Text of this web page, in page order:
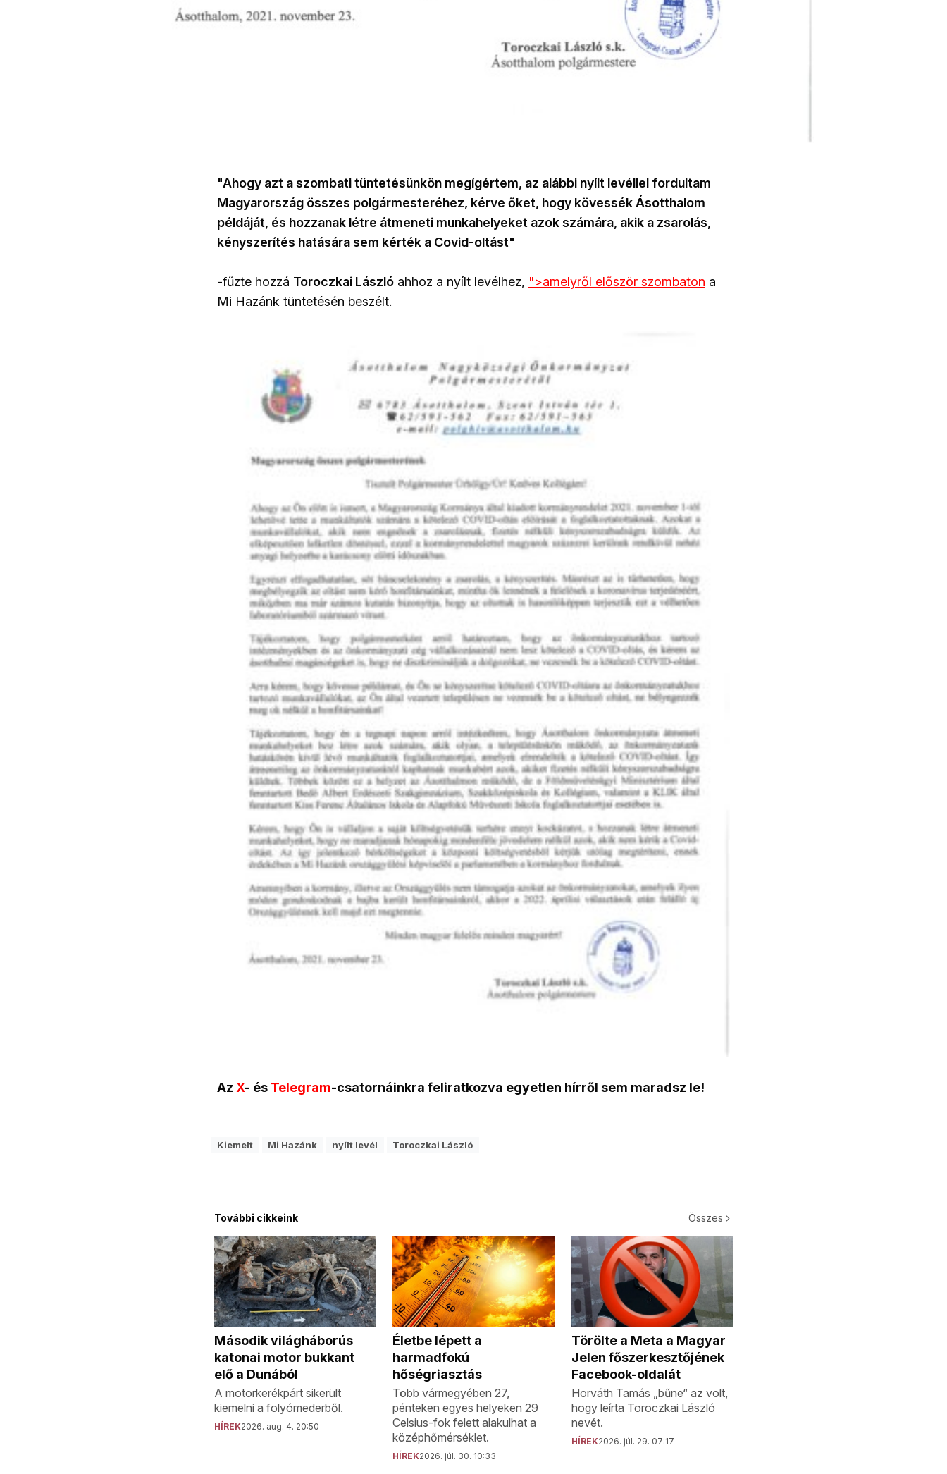
"Ahogy azt a szombati tüntetésünkön megígértem, az alábbi nyílt levéllel fordultam
Magyarország összes polgármesteréhez, kérve őket, hogy kövessék Ásotthalom
példáját, és hozzanak létre átmeneti munkahelyeket azok számára, akik a zsarolás,
kényszerítés hatására sem kérték a Covid-oltást"
-fűzte hozzá Toroczkai László ahhoz a nyílt levélhez, ">amelyről először szombaton a
Mi Hazánk tüntetésén beszélt.
Az X- és Telegram-csatornáinkra feliratkozva egyetlen hírről sem maradsz le!
Kiemelt Mi Hazánk nyílt levél Toroczkai László
További cikkeink Összes
Második világháborús
katonai motor bukkant
elő a Dunából
A motorkerékpárt sikerült
kiemelni a folyómederből.
HÍREK2026. aug. 4. 20:50
Életbe lépett a
harmadfokú
hőségriasztás
Több vármegyében 27,
pénteken egyes helyeken 29
Celsius-fok felett alakulhat a
középhőmérséklet.
HÍREK2026. júl. 30. 10:33
Törölte a Meta a Magyar
Jelen főszerkesztőjének
Facebook-oldalát
Horváth Tamás „bűne“ az volt,
hogy leírta Toroczkai László
nevét.
HÍREK2026. júl. 29. 07:17